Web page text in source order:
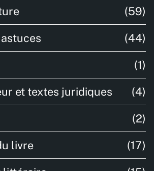
(59)
(44)
(1)
et textes juridiques (4)
(2)
livre (17)